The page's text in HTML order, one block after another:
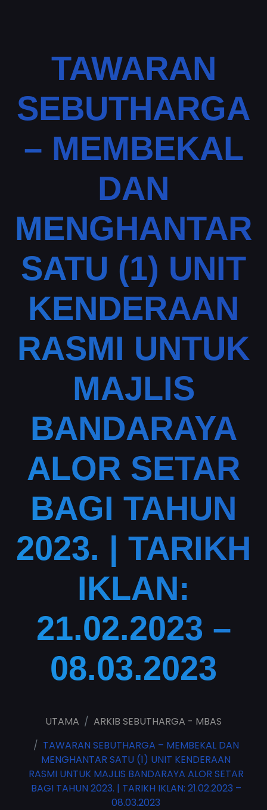
TAWARAN
SEBUTHARGA
– MEMBEKAL
DAN
MENGHANTAR
SATU (1) UNIT
KENDERAAN
RASMI UNTUK
MAJLIS
BANDARAYA
ALOR SETAR
BAGI TAHUN
2023. | TARIKH
IKLAN:
21.02.2023 –
08.03.2023
UTAMA
ARKIB SEBUTHARGA - MBAS
TAWARAN SEBUTHARGA – MEMBEKAL DAN
MENGHANTAR SATU (1) UNIT KENDERAAN
RASMI UNTUK MAJLIS BANDARAYA ALOR SETAR
BAGI TAHUN 2023. | TARIKH IKLAN: 21.02.2023 –
08.03.2023